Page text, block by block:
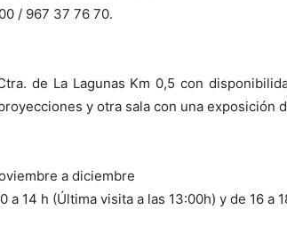
/ 967 37 76 70.
de La Lagunas Km 0,5 con
y otra sala con una exposición
a diciembre
a 14 h (Última visita a las 13:00h) y de 16 a